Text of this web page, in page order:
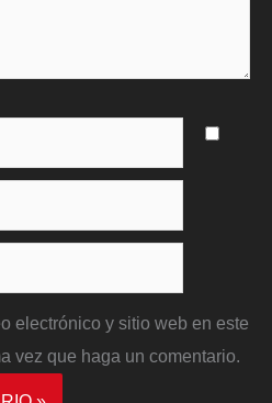
electrónico y sitio web en este
vez que haga un comentario.